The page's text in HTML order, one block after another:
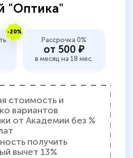
"Оптика"
-20%
Рассрочка 0%
от 500 ₽
в месяц на 18 мес.
стоимость и
вариантов
от Академии без %
получить
вычет 13%